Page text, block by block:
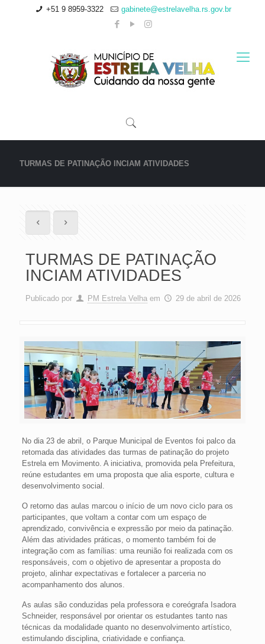
+51 9 8959-3322 gabinete@estrelavelha.rs.gov.br
TURMAS DE PATINAÇÃO INCIAM ATIVIDADES
TURMAS DE PATINAÇÃO
INCIAM ATIVIDADES
Publicado por PM Estrela Velha em 29 de abril de 2026
No dia 23 de abril, o Parque Municipal de Eventos foi palco da
retomada das atividades das turmas de patinação do projeto
Estrela em Movimento. A iniciativa, promovida pela Prefeitura,
reúne estudantes em uma proposta que alia esporte, cultura e
desenvolvimento social.
O retorno das aulas marcou o início de um novo ciclo para os
participantes, que voltam a contar com um espaço de
aprendizado, convivência e expressão por meio da patinação.
Além das atividades práticas, o momento também foi de
integração com as famílias: uma reunião foi realizada com os
responsáveis, com o objetivo de apresentar a proposta do
projeto, alinhar expectativas e fortalecer a parceria no
acompanhamento dos alunos.
As aulas são conduzidas pela professora e coreógrafa Isadora
Schneider, responsável por orientar os estudantes tanto nas
técnicas da modalidade quanto no desenvolvimento artístico,
estimulando disciplina, criatividade e confiança.